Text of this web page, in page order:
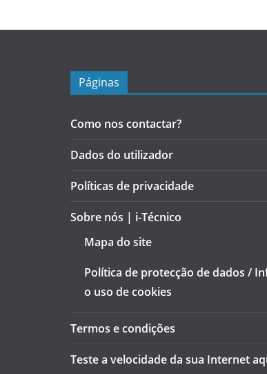
Páginas
Como nos contactar?
Dados do utilizador
Políticas de privacidade
Sobre nós | i-Técnico
Mapa do site
Política de protecção de dados /
o uso de cookies
Termos e condições
Teste a velocidade da sua Internet